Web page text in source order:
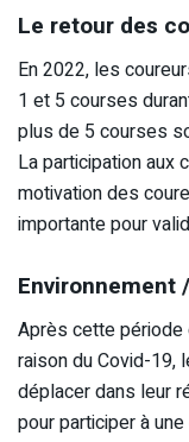
Le retour des
En 2022, les
1 et 5 courses
plus de 5 courses
La participation aux
motivation des
importante pour
Environnement
Après cette
raison du Covid-19,
déplacer dans leur
pour participer à